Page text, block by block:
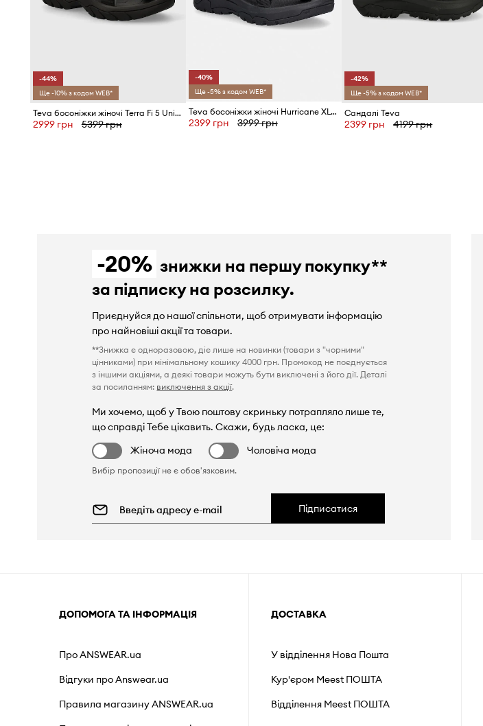
-44%
Ще -10% з кодом WEB*
Teva босоніжки жіночі Terra Fi 5 Universal
2999 грн 5399 грн
-40%
Ще -5% з кодом WEB*
Teva босоніжки жіночі Hurricane XLT3
2399 грн 3999 грн
-42%
Ще -5% з кодом WEB*
Сандалі Teva
2399 грн 4199 грн
-20% знижки на першу покупку**
за підписку на розсилку.
Приєднуйся до нашої спільноти, щоб отримувати інформацію
про найновіші акції та товари.
**Знижка є одноразовою, діє лише на новинки (товари з "чорними"
цінниками) при мінімальному кошику 4000 грн. Промокод не поєднується
з іншими акціями, а деякі товари можуть бути виключені з його дії. Деталі
за посиланням: виключення з акції.
Ми хочемо, щоб у Твою поштову скриньку потрапляло лише те,
що справді Тебе цікавить. Скажи, будь ласка, це:
Жіноча мода
Чоловіча мода
Вибір пропозиції не є обов'язковим.
Підписатися
ДОПОМОГА ТА ІНФОРМАЦІЯ
Про ANSWEAR.ua
Відгуки про Answear.ua
Правила магазину ANSWEAR.ua
ДОСТАВКА
У відділення Нова Пошта
Кур'єром Meest ПОШТА
Відділення Мeest ПОШТА